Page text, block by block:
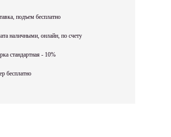
подъем бесплатно
наличными, онлайн, по счету
стандартная - 10%
бесплатно